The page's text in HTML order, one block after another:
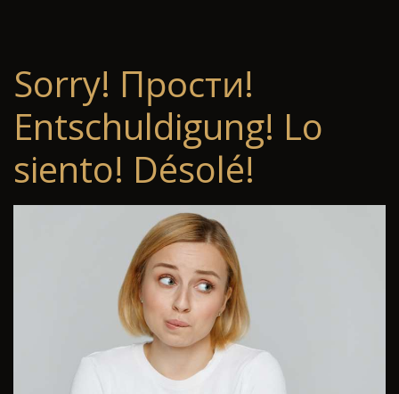
Sorry! Прости!
Entschuldigung! Lo
siento! Désolé!